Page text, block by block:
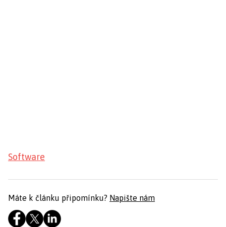
Software
Máte k článku připomínku? Napište nám